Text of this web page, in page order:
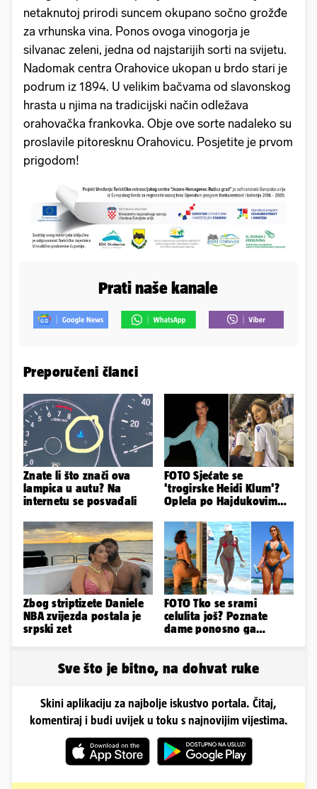
netaknutoj prirodi suncem okupano sočno grožđe
za vrhunska vina. Ponos ovoga vinogorja je
silvanac zeleni, jedna od najstarijih sorti na svijetu.
Nadomak centra Orahovice ukopan u brdo stari je
podrum iz 1894. U velikim bačvama od slavonskog
hrasta u njima na tradicijski način odležava
orahovačka frankovka. Obje ove sorte nadaleko su
proslavile pitoresknu Orahovicu. Posjetite je prvom
prigodom!
Prati naše kanale
Preporučeni članci
Znate li što znači ova
lampica u autu? Na
internetu se posvađali
FOTO Sjećate se
'trogirske Heidi Klum'?
Oplela po Hajdukovim
Sramota'
Zbog striptizete Daniele
NBA zvijezda postala je
srpski zet
FOTO Tko se srami
celulita još? Poznate
dame ponosno ga
Sve što je bitno, na dohvat ruke
Skini aplikaciju za najbolje iskustvo portala. Čitaj,
komentiraj i budi uvijek u toku s najnovijim vijestima.